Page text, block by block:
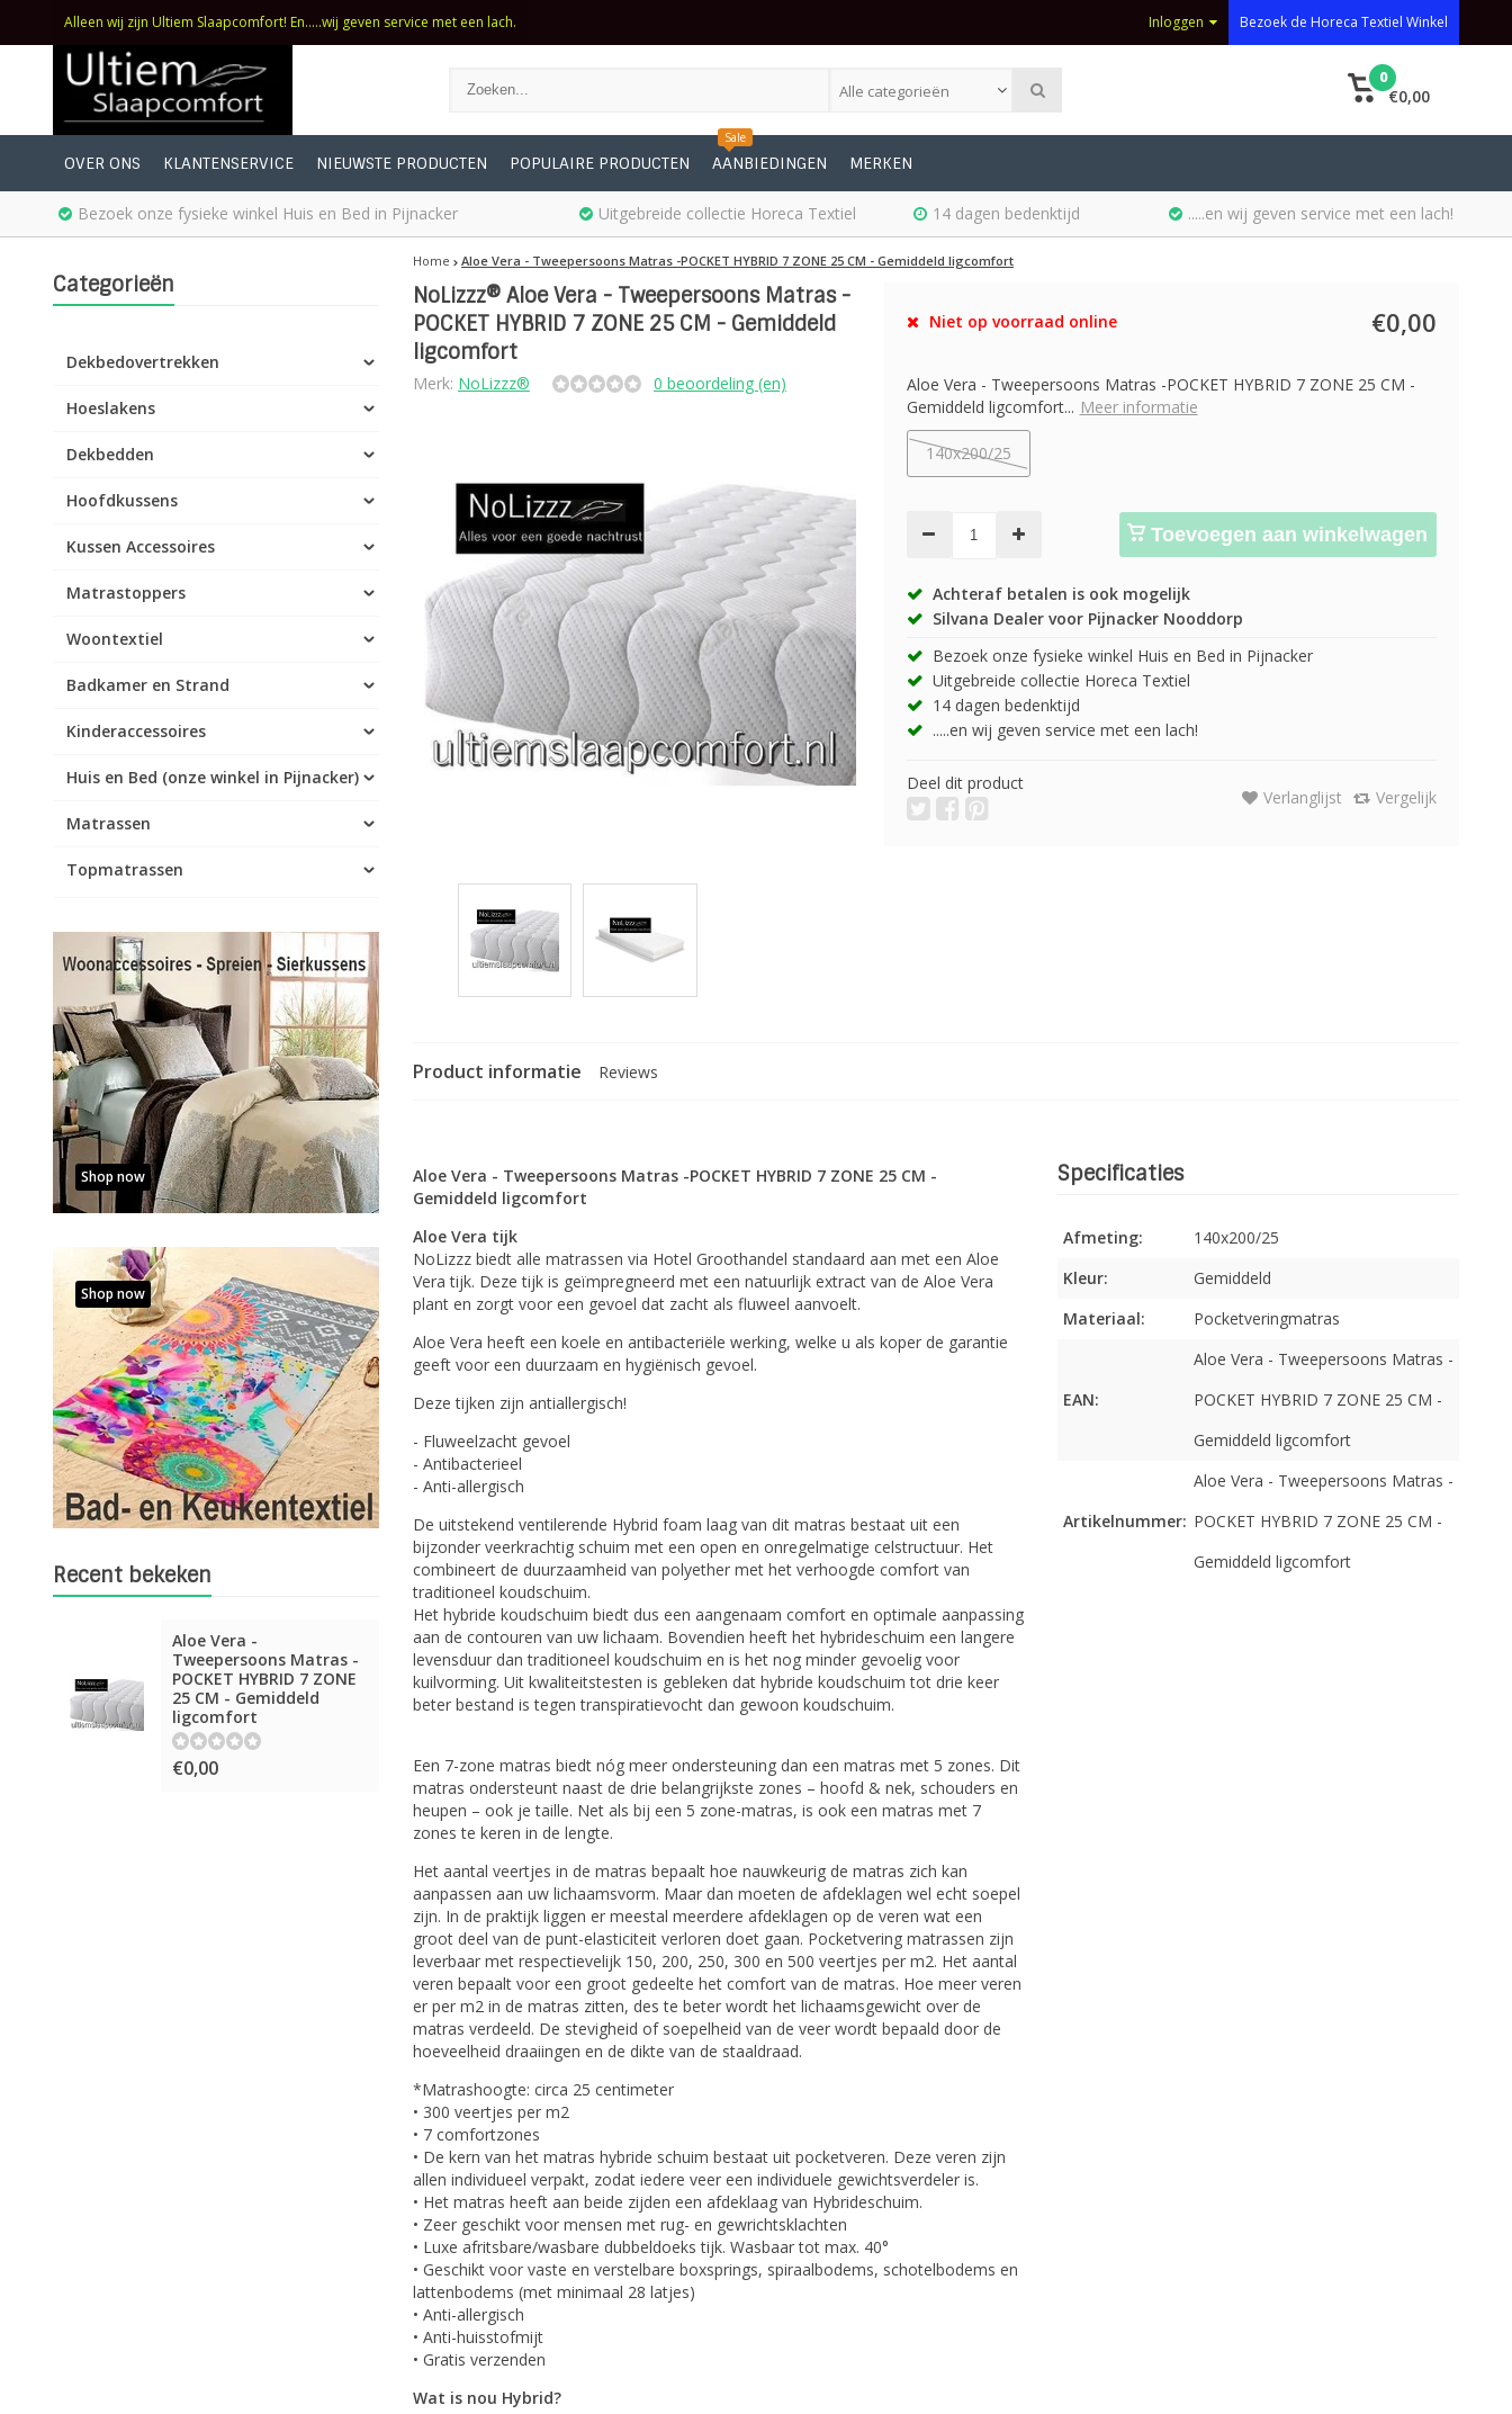
Alleen wij zijn Ultiem Slaapcomfort! En.....wij geven service met een lach. Inloggen Bezoek de Horeca Textiel Winkel
Alle categorieën
0
€0,00
OVER ONS KLANTENSERVICE NIEUWSTE PRODUCTEN POPULAIRE PRODUCTEN
Sale
AANBIEDINGEN MERKEN
Bezoek onze fysieke winkel Huis en Bed in Pijnacker Uitgebreide collectie Horeca Textiel 14 dagen bedenktijd .....en wij geven service met een lach!
Categorieën
Dekbedovertrekken
Hoeslakens
Dekbedden
Hoofdkussens
Kussen Accessoires
Matrastoppers
Woontextiel
Badkamer en Strand
Kinderaccessoires
Huis en Bed (onze winkel in Pijnacker)
Matrassen
Topmatrassen
Shop now
Shop now
Recent bekeken
Aloe Vera -
Tweepersoons Matras -
POCKET HYBRID 7 ZONE
25 CM - Gemiddeld
ligcomfort
€0,00
Home Aloe Vera - Tweepersoons Matras -POCKET HYBRID 7 ZONE 25 CM - Gemiddeld ligcomfort
NoLizzz® Aloe Vera - Tweepersoons Matras -
POCKET HYBRID 7 ZONE 25 CM - Gemiddeld
ligcomfort
Merk: NoLizzz® 0 beoordeling (en)
Niet op voorraad online €0,00
Aloe Vera - Tweepersoons Matras -POCKET HYBRID 7 ZONE 25 CM -
Gemiddeld ligcomfort... Meer informatie
140x200/25
Toevoegen aan winkelwagen
Achteraf betalen is ook mogelijk
Silvana Dealer voor Pijnacker Nooddorp
Bezoek onze fysieke winkel Huis en Bed in Pijnacker
Uitgebreide collectie Horeca Textiel
14 dagen bedenktijd
.....en wij geven service met een lach!
Deel dit product
Verlanglijst Vergelijk
Product informatie Reviews
Aloe Vera - Tweepersoons Matras -POCKET HYBRID 7 ZONE 25 CM -
Gemiddeld ligcomfort
Aloe Vera tijk
NoLizzz biedt alle matrassen via Hotel Groothandel standaard aan met een Aloe
Vera tijk. Deze tijk is geïmpregneerd met een natuurlijk extract van de Aloe Vera
plant en zorgt voor een gevoel dat zacht als fluweel aanvoelt.
Aloe Vera heeft een koele en antibacteriële werking, welke u als koper de garantie
geeft voor een duurzaam en hygiënisch gevoel.
Deze tijken zijn antiallergisch!
- Fluweelzacht gevoel
- Antibacterieel
- Anti-allergisch
De uitstekend ventilerende Hybrid foam laag van dit matras bestaat uit een
bijzonder veerkrachtig schuim met een open en onregelmatige celstructuur. Het
combineert de duurzaamheid van polyether met het verhoogde comfort van
traditioneel koudschuim.
Het hybride koudschuim biedt dus een aangenaam comfort en optimale aanpassing
aan de contouren van uw lichaam. Bovendien heeft het hybrideschuim een langere
levensduur dan traditioneel koudschuim en is het nog minder gevoelig voor
kuilvorming. Uit kwaliteitstesten is gebleken dat hybride koudschuim tot drie keer
beter bestand is tegen transpiratievocht dan gewoon koudschuim.
Een 7-zone matras biedt nóg meer ondersteuning dan een matras met 5 zones. Dit
matras ondersteunt naast de drie belangrijkste zones – hoofd & nek, schouders en
heupen – ook je taille. Net als bij een 5 zone-matras, is ook een matras met 7
zones te keren in de lengte.
Het aantal veertjes in de matras bepaalt hoe nauwkeurig de matras zich kan
aanpassen aan uw lichaamsvorm. Maar dan moeten de afdeklagen wel echt soepel
zijn. In de praktijk liggen er meestal meerdere afdeklagen op de veren wat een
groot deel van de punt-elasticiteit verloren doet gaan. Pocketvering matrassen zijn
leverbaar met respectievelijk 150, 200, 250, 300 en 500 veertjes per m2. Het aantal
veren bepaalt voor een groot gedeelte het comfort van de matras. Hoe meer veren
er per m2 in de matras zitten, des te beter wordt het lichaamsgewicht over de
matras verdeeld. De stevigheid of soepelheid van de veer wordt bepaald door de
hoeveelheid draaiingen en de dikte van de staaldraad.
*Matrashoogte: circa 25 centimeter
• 300 veertjes per m2
• 7 comfortzones
• De kern van het matras hybride schuim bestaat uit pocketveren. Deze veren zijn
allen individueel verpakt, zodat iedere veer een individuele gewichtsverdeler is.
• Het matras heeft aan beide zijden een afdeklaag van Hybrideschuim.
• Zeer geschikt voor mensen met rug- en gewrichtsklachten
• Luxe afritsbare/wasbare dubbeldoeks tijk. Wasbaar tot max. 40°
• Geschikt voor vaste en verstelbare boxsprings, spiraalbodems, schotelbodems en
lattenbodems (met minimaal 28 latjes)
• Anti-allergisch
• Anti-huisstofmijt
• Gratis verzenden
Wat is nou Hybrid?
Specificaties
Afmeting:
140x200/25
Kleur:
Gemiddeld
Materiaal:
Pocketveringmatras
EAN:
Aloe Vera - Tweepersoons Matras -
POCKET HYBRID 7 ZONE 25 CM -
Gemiddeld ligcomfort
Artikelnummer:
Aloe Vera - Tweepersoons Matras -
POCKET HYBRID 7 ZONE 25 CM -
Gemiddeld ligcomfort